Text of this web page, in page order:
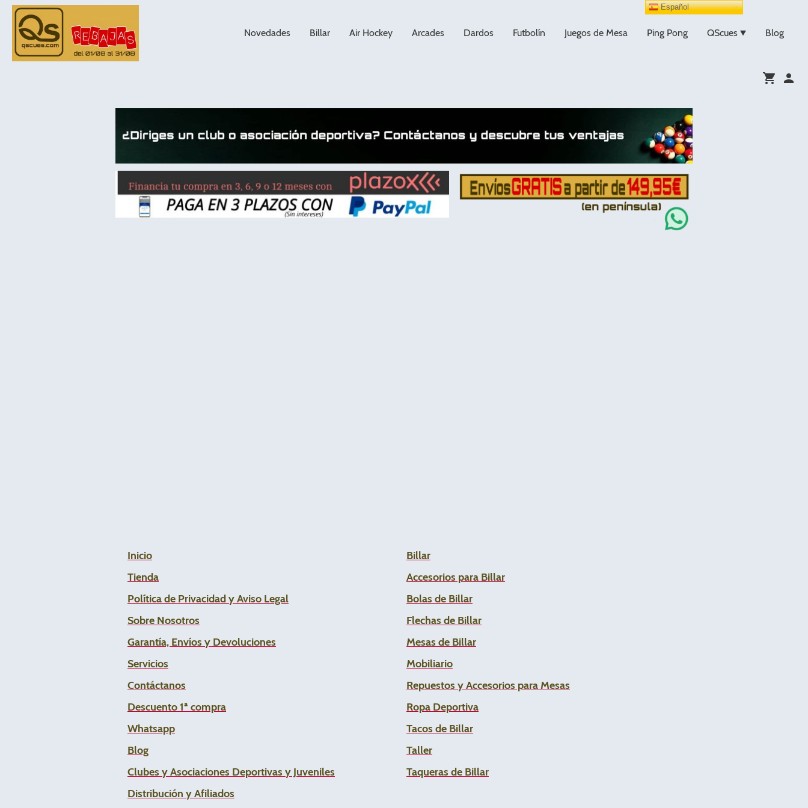
Novedades Billar Air Hockey Arcades Dardos Futbolín Juegos de Mesa Ping Pong QScues Blog
Inicio
Tienda
Política de Privacidad y Aviso Legal
Sobre Nosotros
Garantía, Envíos y Devoluciones
Servicios
Contáctanos
Descuento 1ª compra
Whatsapp
Blog
Clubes y Asociaciones Deportivas y Juveniles
Distribución y Afiliados
Billar
Accesorios para Billar
Bolas de Billar
Flechas de Billar
Mesas de Billar
Mobiliario
Repuestos y Accesorios para Mesas
Ropa Deportiva
Tacos de Billar
Taller
Taqueras de Billar
Español